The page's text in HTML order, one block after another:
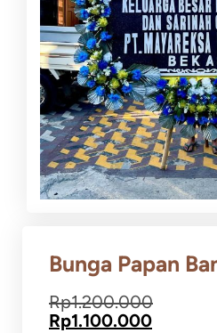
Bunga Papan
Rp1.200.000
Rp1.100.000